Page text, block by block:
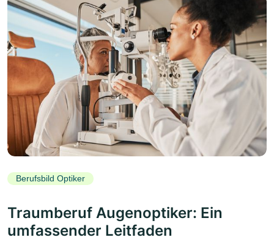
Berufsbild Optiker
Traumberuf Augenoptiker: Ein
umfassender Leitfaden